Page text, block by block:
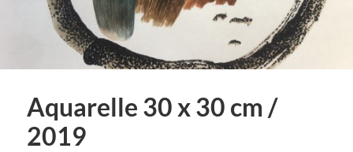
Aquarelle 30 x 30 cm /
2019